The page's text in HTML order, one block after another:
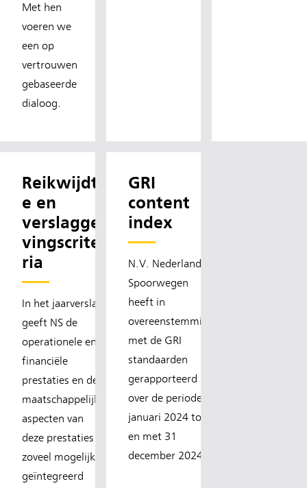
Met hen
voeren we
een op
vertrouwen
gebaseerde
dialoog.
Reikwijdt
e en
verslagge
vingscrite
ria
In het jaarverslag
geeft NS de
operationele en
financiële
prestaties en de
maatschappelijke
aspecten van
deze prestaties
zoveel mogelijk
geïntegreerd
GRI
content
index
N.V. Nederlandse
Spoorwegen
heeft in
overeenstemming
met de GRI
standaarden
gerapporteerd
over de periode 1
januari 2024 tot
en met 31
december 2024.